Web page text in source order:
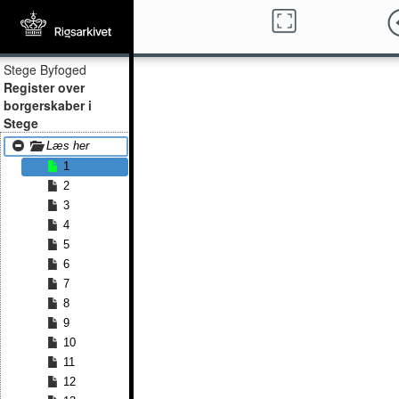
Stege Byfoged
Register over
borgerskaber i
Stege
Læs her
1
2
3
4
5
6
7
8
9
10
11
12